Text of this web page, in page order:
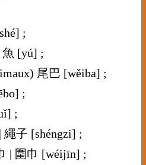
;
魚 [yú] ;
尾巴 [wěiba] ;
;
;
繩子 [shéngzi] ;
| 圍巾 [wéijīn] ;